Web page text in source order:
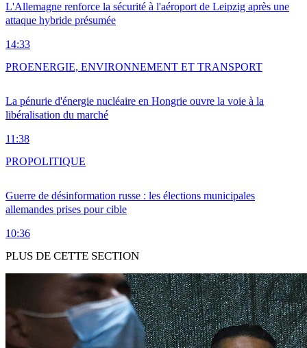
L'Allemagne renforce la sécurité à l'aéroport de Leipzig après une
attaque hybride présumée
14:33
La pénurie d'énergie nucléaire en Hongrie ouvre la voie à la
libéralisation du marché
11:38
PROENERGIE, ENVIRONNEMENT ET TRANSPORT
Guerre de désinformation russe : les élections municipales
allemandes prises pour cible
10:36
PROPOLITIQUE
PLUS DE CETTE SECTION